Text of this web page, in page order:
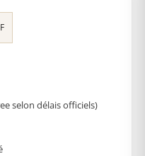
selon délais officiels)